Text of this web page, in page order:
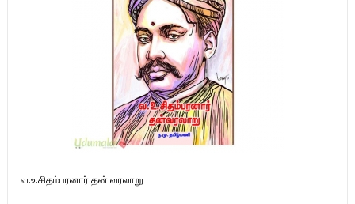
வ.உ.சிதம்பரனார் தன் வரலாறு